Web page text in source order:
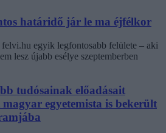
határidő jár le ma éjfélkor
egyik legfontosabb felülete – aki
lesz újabb esélye szeptemberben
tudósainak előadásait
egyetemista is bekerült